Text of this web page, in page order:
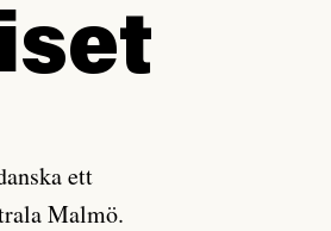
ett
Malmö.